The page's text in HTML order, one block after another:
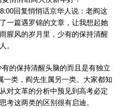
回复悄悄话京华人说：老阎这
一篇遇罗锦的文章，让我想起她
腥风的岁月里，少有的保持清醒
。
的保持清醒头脑的而且是有独立
一类，阎先生属另一类。大家都知
对文革的分析中预见到高考必定
考这两类的区别很有启迪。